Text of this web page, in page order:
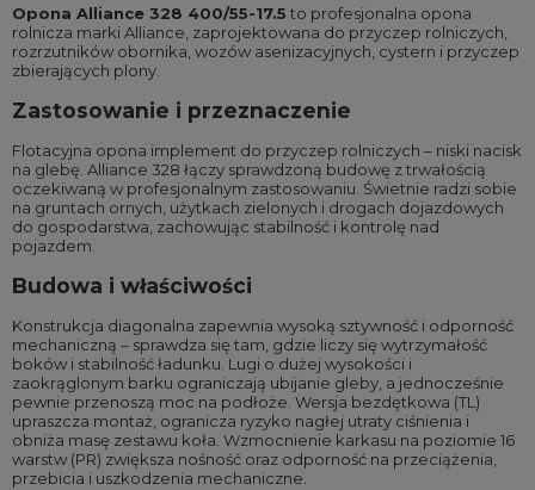
Opona Alliance 328 400/55-17.5 to profesjonalna opona
rolnicza marki Alliance, zaprojektowana do przyczep rolniczych,
rozrzutników obornika, wozów asenizacyjnych, cystern i przyczep
zbierających plony.
Zastosowanie i przeznaczenie
Flotacyjna opona implement do przyczep rolniczych – niski nacisk
na glebę. Alliance 328 łączy sprawdzoną budowę z trwałością
oczekiwaną w profesjonalnym zastosowaniu. Świetnie radzi sobie
na gruntach ornych, użytkach zielonych i drogach dojazdowych
do gospodarstwa, zachowując stabilność i kontrolę nad
pojazdem.
Budowa i właściwości
Konstrukcja diagonalna zapewnia wysoką sztywność i odporność
mechaniczną – sprawdza się tam, gdzie liczy się wytrzymałość
boków i stabilność ładunku. Lugi o dużej wysokości i
zaokrąglonym barku ograniczają ubijanie gleby, a jednocześnie
pewnie przenoszą moc na podłoże. Wersja bezdętkowa (TL)
upraszcza montaż, ogranicza ryzyko nagłej utraty ciśnienia i
obniża masę zestawu koła. Wzmocnienie karkasu na poziomie 16
warstw (PR) zwiększa nośność oraz odporność na przeciążenia,
przebicia i uszkodzenia mechaniczne.